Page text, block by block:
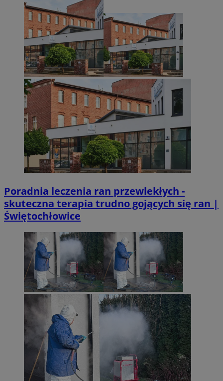
Poradnia leczenia ran przewlekłych -
skuteczna terapia trudno gojących się ran |
Świętochłowice